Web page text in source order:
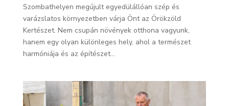
Szombathelyen megújult egyedülállóan szép és
varázslatos környezetben várja Önt az Örökzöld
Kertészet. Nem csupán növények otthona vagyunk,
hanem egy olyan különleges hely, ahol a természet
harmóniája és az építészet...